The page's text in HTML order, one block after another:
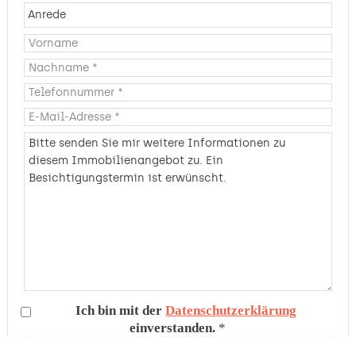
Ich bin mit derDatenschutzerklärung
einverstanden. *